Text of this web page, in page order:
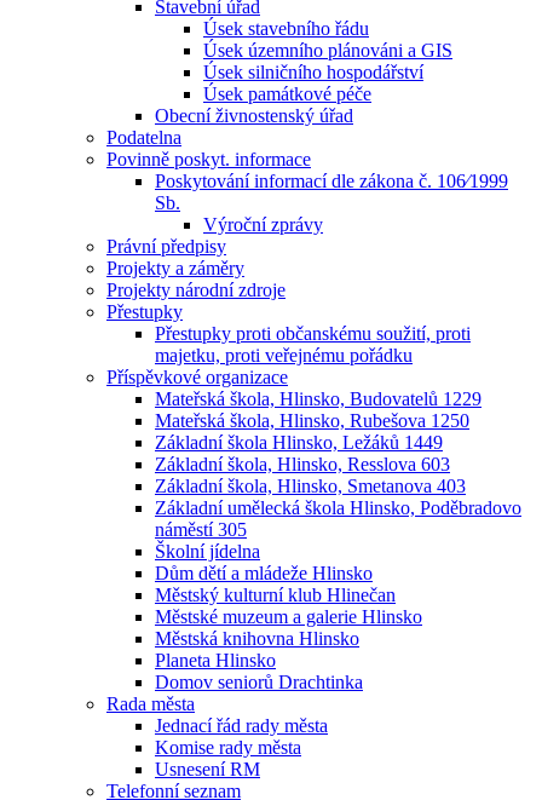
Stavební úřad
Úsek stavebního řádu
Úsek územního plánováni a GIS
Úsek silničního hospodářství
Úsek památkové péče
Obecní živnostenský úřad
Podatelna
Povinně poskyt. informace
Poskytování informací dle zákona č. 106⁄1999
Sb.
Výroční zprávy
Právní předpisy
Projekty a záměry
Projekty národní zdroje
Přestupky
Přestupky proti občanskému soužití, proti
majetku, proti veřejnému pořádku
Příspěvkové organizace
Mateřská škola, Hlinsko, Budovatelů 1229
Mateřská škola, Hlinsko, Rubešova 1250
Základní škola Hlinsko, Ležáků 1449
Základní škola, Hlinsko, Resslova 603
Základní škola, Hlinsko, Smetanova 403
Základní umělecká škola Hlinsko, Poděbradovo
náměstí 305
Školní jídelna
Dům dětí a mládeže Hlinsko
Městský kulturní klub Hlinečan
Městské muzeum a galerie Hlinsko
Městská knihovna Hlinsko
Planeta Hlinsko
Domov seniorů Drachtinka
Rada města
Jednací řád rady města
Komise rady města
Usnesení RM
Telefonní seznam